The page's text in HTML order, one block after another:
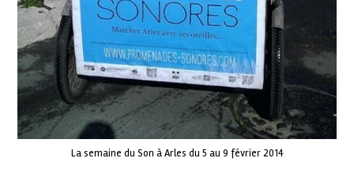
La semaine du Son à Arles du 5 au 9 février 2014